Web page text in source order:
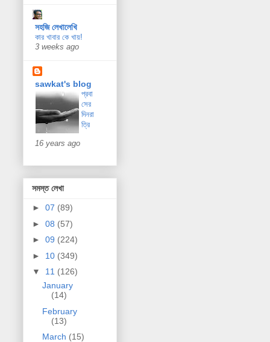
সহজি লেখালেখি
কার খাবার কে খায়!
3 weeks ago
sawkat's blog
প্রবা
সের
দিনরা
ত্রি
16 years ago
সমস্ত লেখা
►07 (89)
►08 (57)
►09 (224)
► 10 (349)
▼ 11 (126)
January
(14)
February
(13)
March (15)